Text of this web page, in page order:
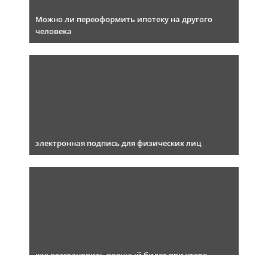
Можно ли переоформить ипотеку на другого
человека
электронная подпись для физических лиц